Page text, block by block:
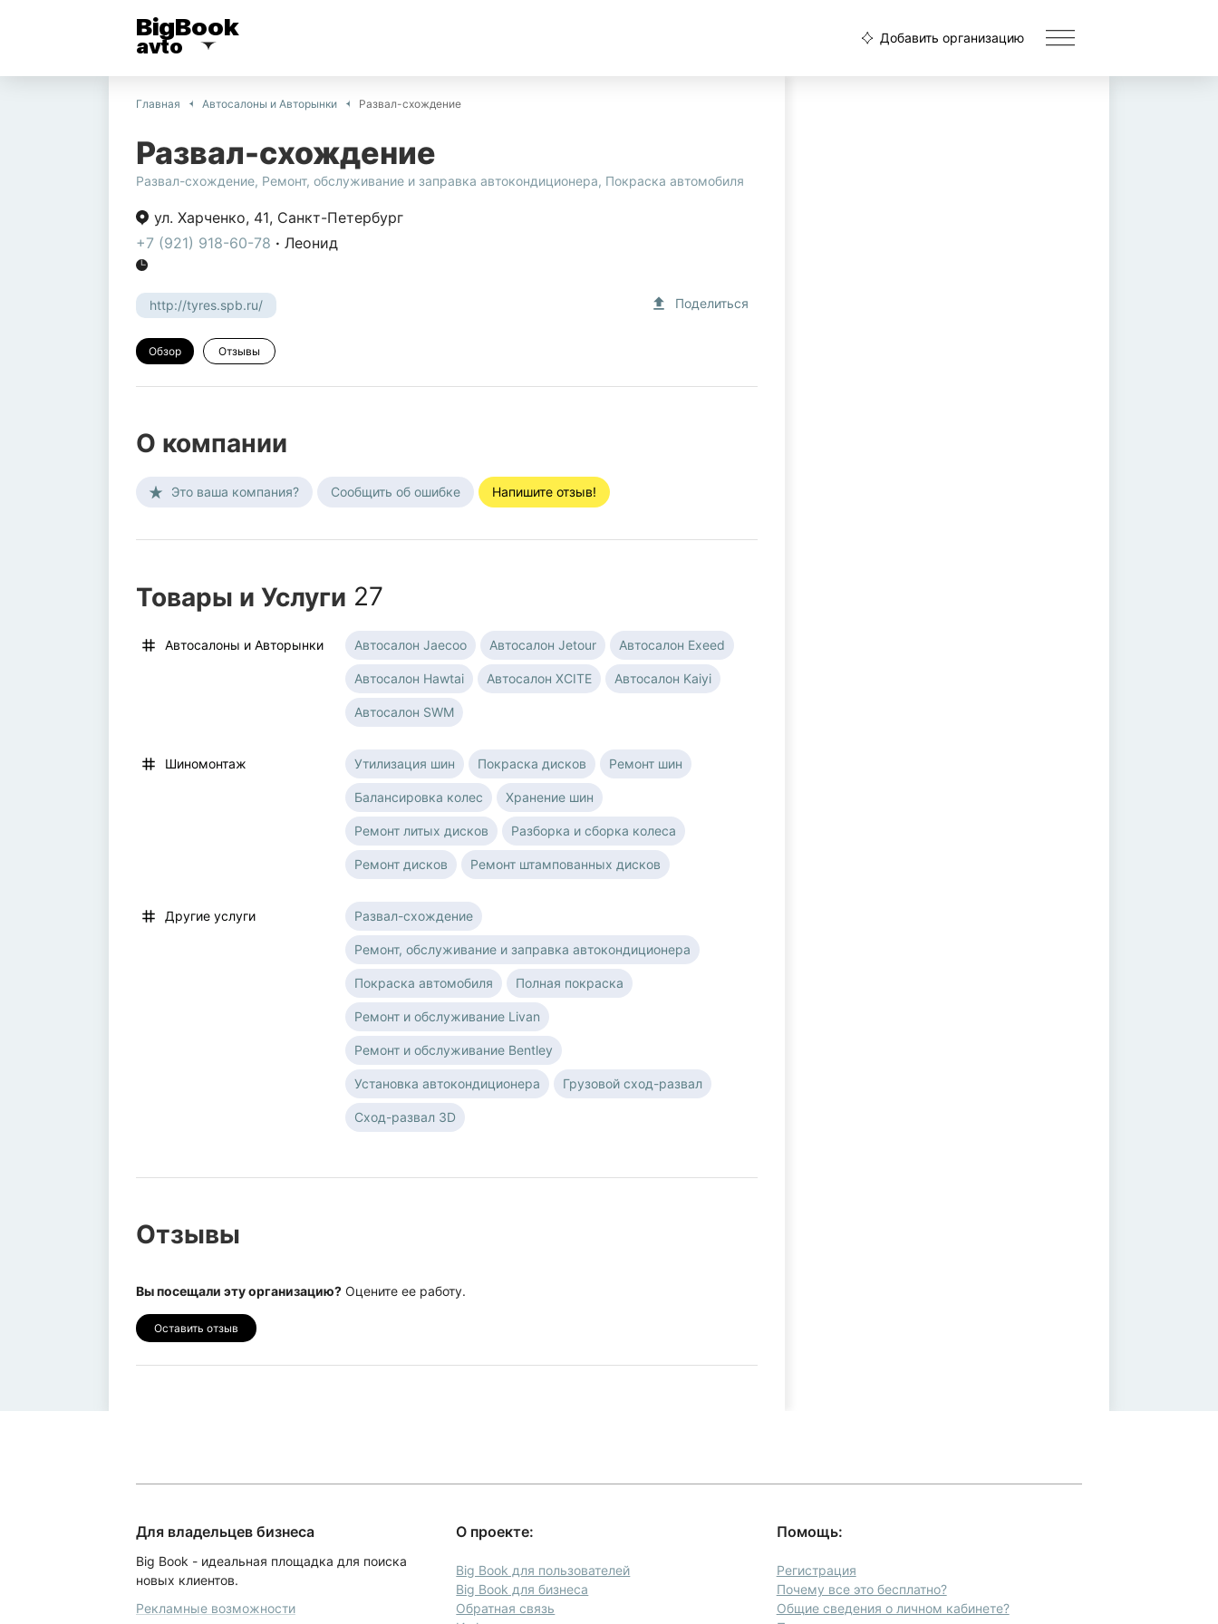
BigBook
avto Добавить организацию
Главная Автосалоны и Aвторынки Развал-схождение
Развал-схождение
Развал-схождение, Ремонт, обслуживание и заправка автокондиционера, Покраска автомобиля
ул. Харченко, 41, Санкт-Петербург
+7 (921) 918-60-78 · Леонид
http://tyres.spb.ru/ Поделиться
Обзор Отзывы
О компании
Это ваша компания? Сообщить об ошибке Напишите отзыв!
Товары и Услуги 27
Автосалоны и Aвторынки Автосалон Jaecoo Автосалон Jetour Автосалон Exeed
Автосалон Hawtai Автосалон XCITE Автосалон Kaiyi
Автосалон SWM
Шиномонтаж Утилизация шин Покраска дисков Ремонт шин
Балансировка колес Хранение шин
Ремонт литых дисков Разборка и сборка колеса
Ремонт дисков Ремонт штампованных дисков
Другие услуги Развал-схождение
Ремонт, обслуживание и заправка автокондиционера
Покраска автомобиля Полная покраска
Ремонт и обслуживание Livan
Ремонт и обслуживание Bentley
Установка автокондиционера Грузовой сход-развал
Сход-развал 3D
Отзывы
Вы посещали эту организацию? Оцените ее работу.
Оставить отзыв
Для владельцев бизнеса
Big Book - идеальная площадка для поиска
новых клиентов.
Рекламные возможности
О проекте:
Big Book для пользователей
Big Book для бизнеса
Обратная связь
Помощь:
Регистрация
Почему все это бесплатно?
Общие сведения о личном кабинете?